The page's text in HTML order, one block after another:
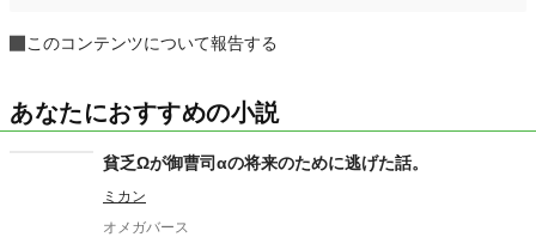
このコンテンツについて報告する
あなたにおすすめの小説
貧乏Ωが御曹司αの将来のために逃げた話。
ミカン
オメガバース